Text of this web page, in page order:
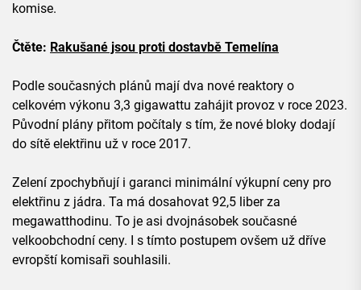
komise.
Čtěte: Rakušané jsou proti dostavbě Temelína
Podle současných plánů mají dva nové reaktory o
celkovém výkonu 3,3 gigawattu zahájit provoz v roce 2023.
Původní plány přitom počítaly s tím, že nové bloky dodají
do sítě elektřinu už v roce 2017.
Zelení zpochybňují i garanci minimální výkupní ceny pro
elektřinu z jádra. Ta má dosahovat 92,5 liber za
megawatthodinu. To je asi dvojnásobek současné
velkoobchodní ceny. I s tímto postupem ovšem už dříve
evropští komisaři souhlasili.